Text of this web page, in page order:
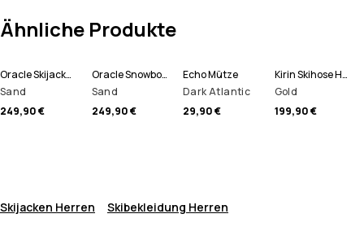
Ähnliche Produkte
Oracle Skijacke Herren
Sand
249,90 €
Oracle Snowboardjacke Herren
Sand
249,90 €
Echo Mütze
Dark Atlantic
29,90 €
Kirin Skihose Herren
Gold
199,90 €
Skijacken Herren Skibekleidung Herren